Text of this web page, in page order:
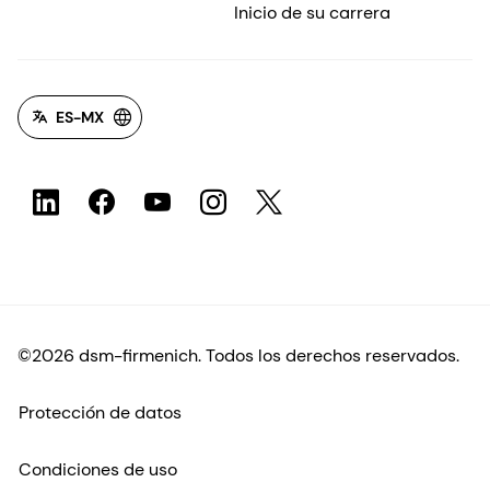
Inicio de su carrera
ES-MX
©2026 dsm-firmenich. Todos los derechos reservados.
Protección de datos
Condiciones de uso